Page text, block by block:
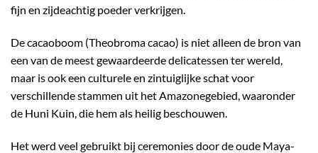
fijn en zijdeachtig poeder verkrijgen.
De cacaoboom (Theobroma cacao) is niet alleen de bron van
een van de meest gewaardeerde delicatessen ter wereld,
maar is ook een culturele en zintuiglijke schat voor
verschillende stammen uit het Amazonegebied, waaronder
de Huni Kuin, die hem als heilig beschouwen.
Het werd veel gebruikt bij ceremonies door de oude Maya-